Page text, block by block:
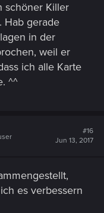
schöner Killer
Hab gerade
in der
weil er
ich alle Karte
^^
#16
Jun 13, 2017
es verbessern